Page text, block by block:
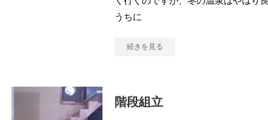
うちに
続きを見る
階段組立